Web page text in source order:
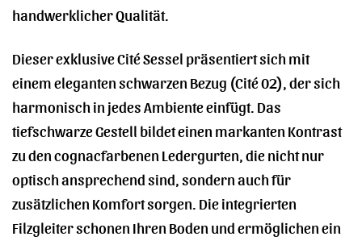
handwerklicher Qualität.
Dieser exklusive Cité Sessel präsentiert sich mit
einem eleganten schwarzen Bezug (Cité 02), der sich
harmonisch in jedes Ambiente einfügt. Das
tiefschwarze Gestell bildet einen markanten Kontrast
zu den cognacfarbenen Ledergurten, die nicht nur
optisch ansprechend sind, sondern auch für
zusätzlichen Komfort sorgen. Die integrierten
Filzgleiter schonen Ihren Boden und ermöglichen ein